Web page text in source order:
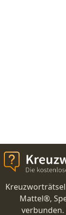
Mattel®,